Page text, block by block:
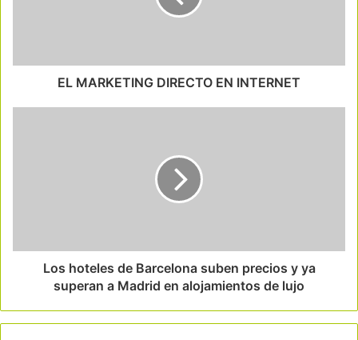
EL MARKETING DIRECTO EN INTERNET
Los hoteles de Barcelona suben precios y ya
superan a Madrid en alojamientos de lujo